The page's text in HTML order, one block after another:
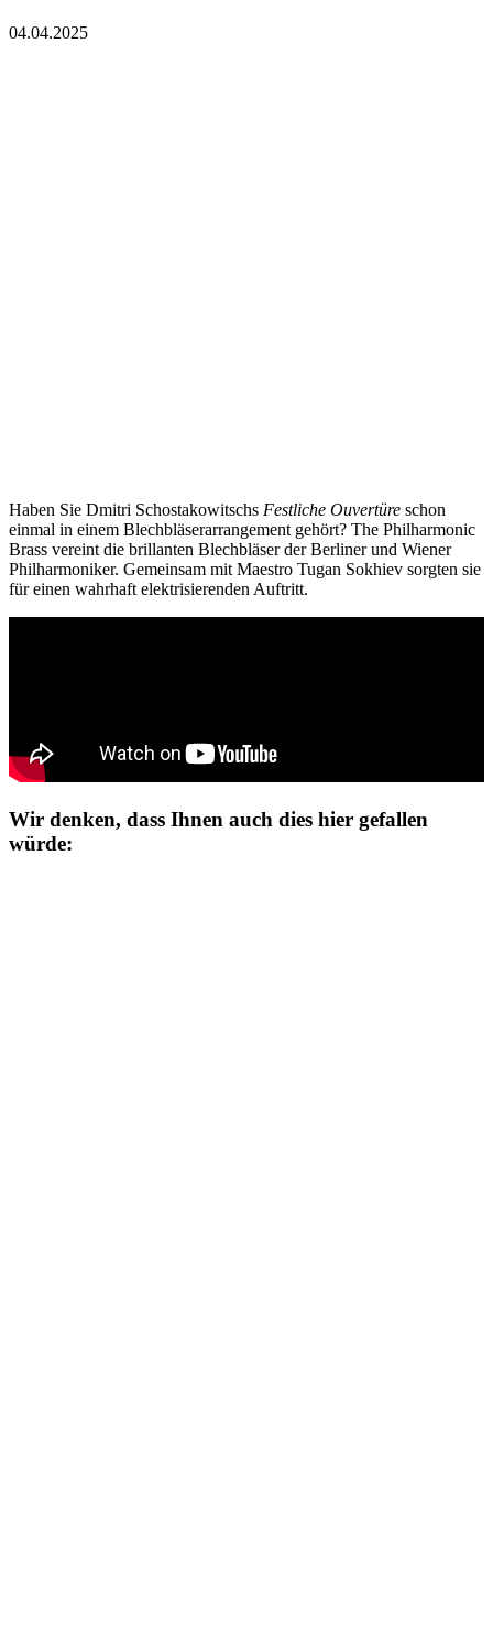
04.04.2025
Haben Sie Dmitri Schostakowitschs Festliche Ouvertüre schon
einmal in einem Blechbläserarrangement gehört? The Philharmonic
Brass vereint die brillanten Blechbläser der Berliner und Wiener
Philharmoniker. Gemeinsam mit Maestro Tugan Sokhiev sorgten sie
für einen wahrhaft elektrisierenden Auftritt.
Wir denken, dass Ihnen auch dies hier gefallen
würde: